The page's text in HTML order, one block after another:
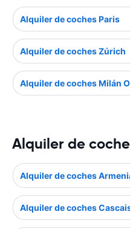
Alquiler de coches Paris
Alquiler de coches Zúrich
Alquiler de coches Milán
Alquiler de
Alquiler de coches
Alquiler de coches